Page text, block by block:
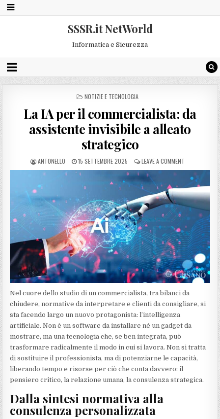
SSSR.it NetWorld
Informatica e Sicurezza
POSTED
NOTIZIE E TECNOLOGIA
La IA per il commercialista: da
assistente invisibile a alleato
strategico
ANTONELLO 15 SETTEMBRE 2025 LEAVE A COMMENT
Nel cuore dello studio di un commercialista, tra bilanci da
chiudere, normative da interpretare e clienti da consigliare, si
sta facendo largo un nuovo protagonista: l’intelligenza
artificiale. Non è un software da installare né un gadget da
mostrare, ma una tecnologia che, se ben integrata, può
trasformare radicalmente il modo in cui si lavora. Non si tratta
di sostituire il professionista, ma di potenziarne le capacità,
liberando tempo e risorse per ciò che conta davvero: il
pensiero critico, la relazione umana, la consulenza strategica.
Dalla sintesi normativa alla
consulenza personalizzata